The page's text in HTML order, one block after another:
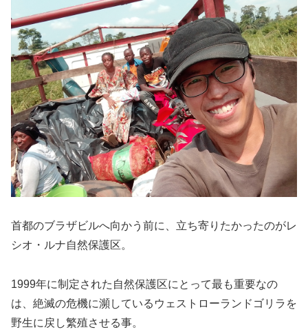
首都のブラザビルへ向かう前に、立ち寄りたかったのがレ
シオ・ルナ自然保護区。
1999年に制定された自然保護区にとって最も重要なの
は、絶滅の危機に瀕しているウェストローランドゴリラを
野生に戻し繁殖させる事。